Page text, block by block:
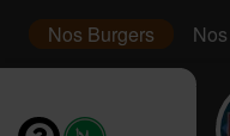
Nos Burgers